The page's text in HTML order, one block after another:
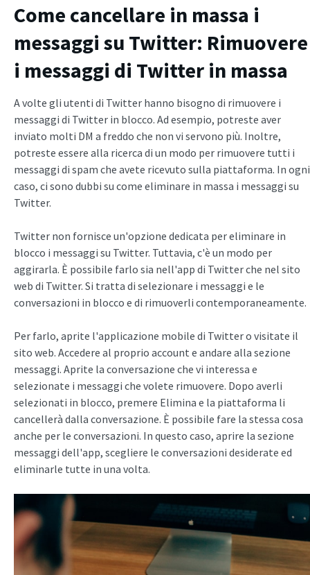
Come cancellare in massa i
messaggi su Twitter: Rimuovere
i messaggi di Twitter in massa
A volte gli utenti di Twitter hanno bisogno di rimuovere i
messaggi di Twitter in blocco. Ad esempio, potreste aver
inviato molti DM a freddo che non vi servono più. Inoltre,
potreste essere alla ricerca di un modo per rimuovere tutti i
messaggi di spam che avete ricevuto sulla piattaforma. In ogni
caso, ci sono dubbi su come eliminare in massa i messaggi su
Twitter.
Twitter non fornisce un'opzione dedicata per eliminare in
blocco i messaggi su Twitter. Tuttavia, c'è un modo per
aggirarla. È possibile farlo sia nell'app di Twitter che nel sito
web di Twitter. Si tratta di selezionare i messaggi e le
conversazioni in blocco e di rimuoverli contemporaneamente.
Per farlo, aprite l'applicazione mobile di Twitter o visitate il
sito web. Accedere al proprio account e andare alla sezione
messaggi. Aprite la conversazione che vi interessa e
selezionate i messaggi che volete rimuovere. Dopo averli
selezionati in blocco, premere Elimina e la piattaforma li
cancellerà dalla conversazione. È possibile fare la stessa cosa
anche per le conversazioni. In questo caso, aprire la sezione
messaggi dell'app, scegliere le conversazioni desiderate ed
eliminarle tutte in una volta.